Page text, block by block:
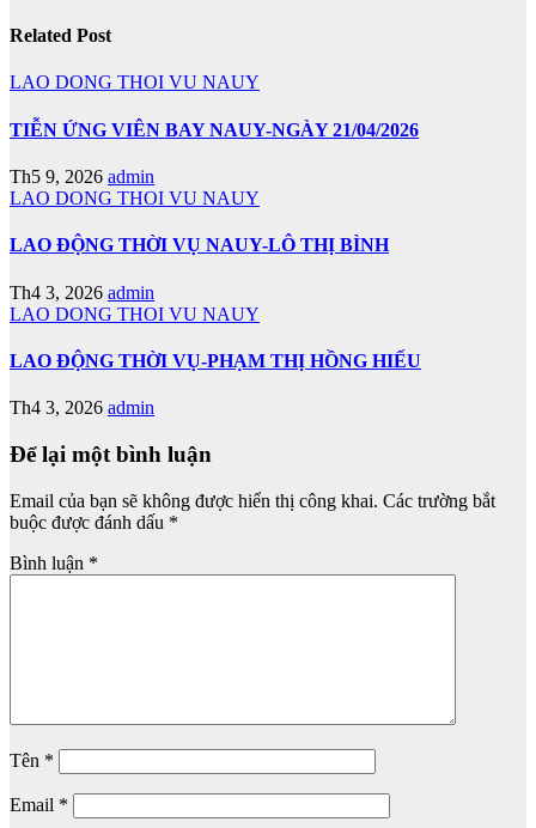
Related Post
LAO DONG THOI VU NAUY
TIỄN ỨNG VIÊN BAY NAUY-NGÀY 21/04/2026
Th5 9, 2026 admin
LAO DONG THOI VU NAUY
LAO ĐỘNG THỜI VỤ NAUY-LÔ THỊ BÌNH
Th4 3, 2026 admin
LAO DONG THOI VU NAUY
LAO ĐỘNG THỜI VỤ-PHẠM THỊ HỒNG HIẾU
Th4 3, 2026 admin
Để lại một bình luận
Email của bạn sẽ không được hiển thị công khai. Các trường bắt
buộc được đánh dấu *
Bình luận *
Tên *
Email *